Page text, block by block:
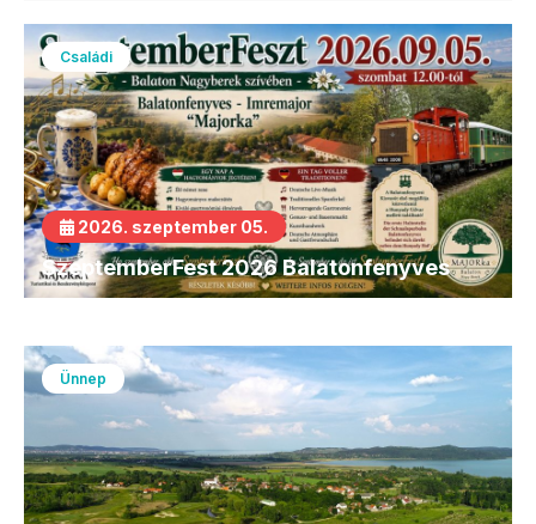
Családi
2026. szeptember 05.
SzeptemberFest 2026 Balatonfenyves
Ünnep